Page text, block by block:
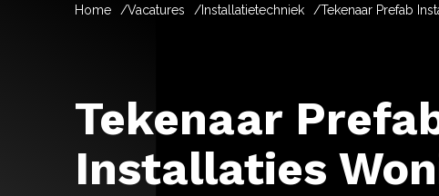
Home Vacatures Installatietechniek Tekenaar Prefab
Tekenaar
Installaties